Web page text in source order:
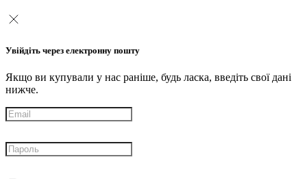
Увійдіть через електронну пошту
Якщо ви купували у нас раніше, будь ласка, введіть свої дані
нижче.